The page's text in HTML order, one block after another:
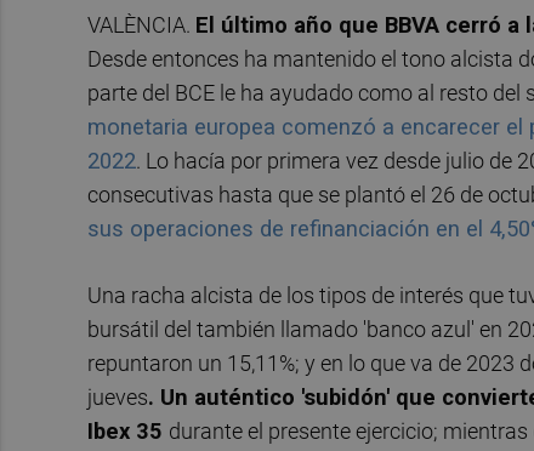
VALÈNCIA. El último año que BBVA cerró
Desde entonces ha mantenido el tono alcista
parte del BCE le ha ayudado como al resto
monetaria europea comenzó a encarecer
2022. Lo hacía por primera vez desde julio de
consecutivas hasta que se plantó el 26 de
sus operaciones de refinanciación en el
Una racha alcista de los tipos de interés que
bursátil del también llamado 'banco azul' en
repuntaron un 15,11%; y en lo que va de 2023
jueves. Un auténtico 'subidón' que
Ibex 35 durante el presente ejercicio;